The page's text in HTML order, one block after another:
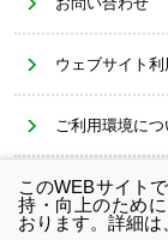
ウェブサイト利
ご利用環境につ
Cookieポリシー
このWEBサイト
持・向上のため
おります。詳細は